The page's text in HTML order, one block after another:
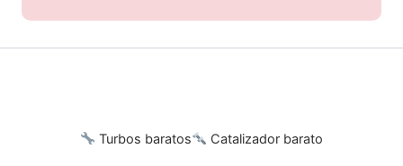
Turbos baratos Catalizador barato